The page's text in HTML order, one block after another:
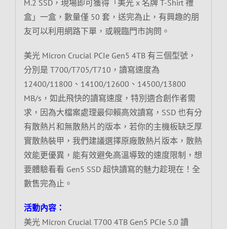
M.2 SSD，現場即可獲得「美光 x 名牌 T-Shirt 禮
盒」一盒，數量僅 50 套，送完為止，有興趣的朋
友可以利用網路下單，或親臨門市詢問。
美光 Micron Crucial PCIe Gen5 4TB 有三個型號，
分別是 T700/T705/T710，讀寫速度為
12400/11800、14100/12600、14500/13800
MB/s，如此飛快的讀寫速度，特別適合創作者需
求，因為大檔案處理最仰賴高效讀寫，SSD 也有分
有散熱片和無散熱片的版本，若你的主機板缺乏厚
實散熱裝甲，我們建議選擇原廠散熱片版本，散熱
效能更優異，能有效避免高溫導致的速度限制，想
要體驗看看 Gen5 SSD 超快讀寫的魅力趁現在！全
數售完為止。
活動內容：
美光 Micron Crucial T700 4TB Gen5 PCIe 5.0 讀